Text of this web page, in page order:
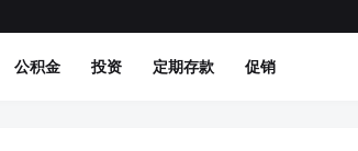
公积金 投资 定期存款 促销